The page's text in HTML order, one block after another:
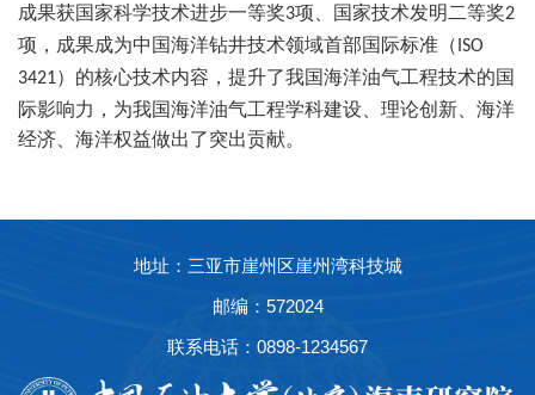
成果获国家科学技术进步一等奖3项、国家技术发明二等奖2
项，成果成为中国海洋钻井技术领域首部国际标准（ ISO
3421）的核心技术内容，提升了我国海洋油气工程技术的国
际影响力，为我国海洋油气工程学科建设、理论创新、海洋
经济、海洋权益做出了突出贡献。
地址：三亚市崖州区崖州湾科技城
邮编：572024
联系电话：0898-1234567